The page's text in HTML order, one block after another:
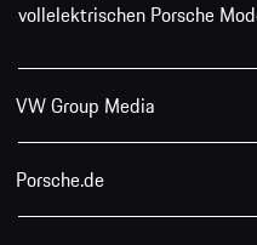
vollelektrischen Porsche
VW Group Media
Porsche.de